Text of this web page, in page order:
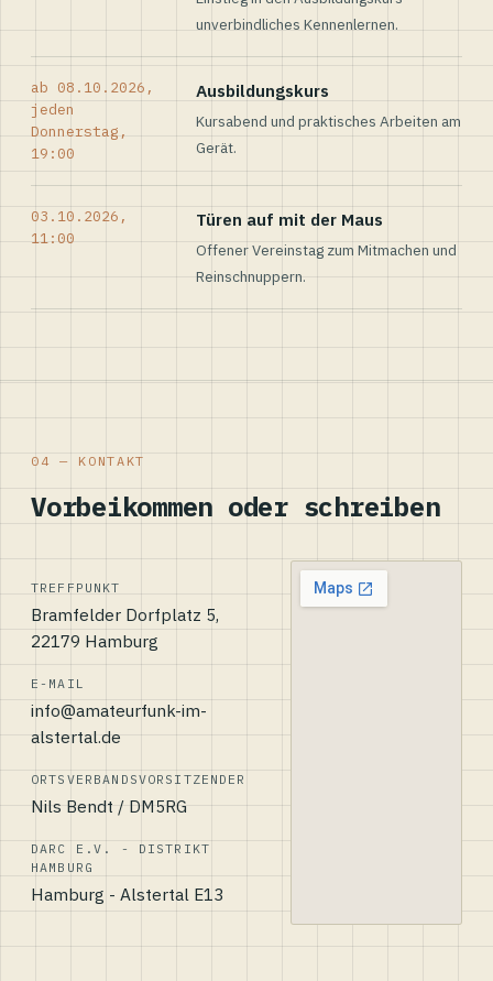
unverbindliches Kennenlernen.
ab 08.10.2026,
jeden
Donnerstag,
19:00
Ausbildungskurs
Kursabend und praktisches Arbeiten am
Gerät.
03.10.2026,
11:00
Türen auf mit der Maus
Offener Vereinstag zum Mitmachen und
Reinschnuppern.
04 — KONTAKT
Vorbeikommen oder schreiben
TREFFPUNKT
Bramfelder Dorfplatz 5,
22179 Hamburg
E-MAIL
info@amateurfunk-im-
alstertal.de
ORTSVERBANDSVORSITZENDER
Nils Bendt / DM5RG
DARC E.V. - DISTRIKT
HAMBURG
Hamburg - Alstertal E13